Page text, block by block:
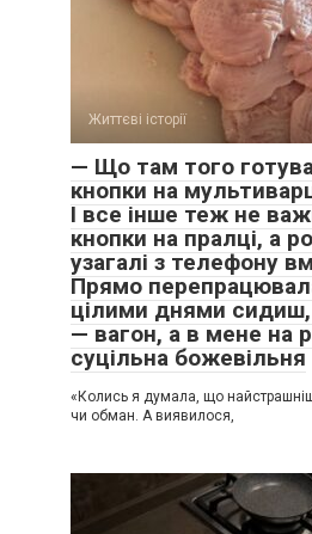
Життєві історії
— Що там того
кнопки на
І все інше теж не
кнопки на пралці, а
узагалі з телефону
Прямо
цілими днями сидиш,
— вагон, а в мене на
суцільна божевільня
«Колись я думала, що
чи обман. А виявилося,